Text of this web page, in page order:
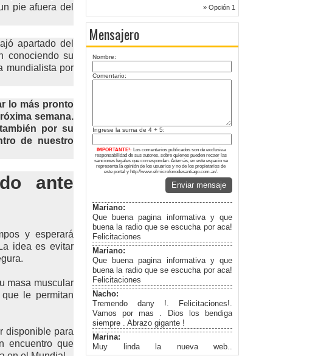
pie afuera del
apartado del
conociendo su
mundialista por
lo más pronto
semana.
por su
de nuestro
ante
y esperará
idea es evitar
masa muscular
le permitan
disponible para
encuentro que
» Opción 1
Mensajero
Nombre:
Comentario:
Ingrese la suma de 4 + 5:
IMPORTANTE!: Los comentarios publicados son de exclusiva
responsabilidad de sus autores, sobre quienes pueden recaer las
sanciones legales que correspondan. Además, en este espacio se
representa la opinión de los usuarios y no de los propietarios de
este portal y http://www.elmicrofonodesantiago.com.ar/.
Enviar mensaje
Mariano:
Que buena pagina informativa y que
buena la radio que se escucha por aca!
Felicitaciones
Mariano:
Que buena pagina informativa y que
buena la radio que se escucha por aca!
Felicitaciones
Nacho:
Tremendo dany !. Felicitaciones!.
Vamos por mas . Dios los bendiga
siempre . Abrazo gigante !
Marina:
Muy linda la nueva web..